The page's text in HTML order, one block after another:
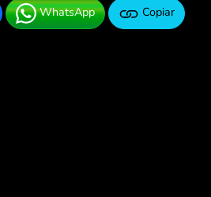
WhatsApp Copiar